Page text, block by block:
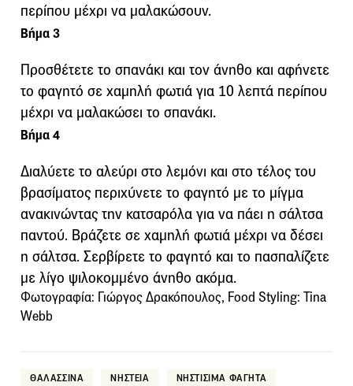
περίπου μέχρι να μαλακώσουν.
Βήμα 3
Προσθέτετε το σπανάκι και τον άνηθο και αφήνετε
το φαγητό σε χαμηλή φωτιά για 10 λεπτά περίπου
μέχρι να μαλακώσει το σπανάκι.
Βήμα 4
Διαλύετε το αλεύρι στο λεμόνι και στο τέλος του
βρασίματος περιχύνετε το φαγητό με το μίγμα
ανακινώντας την κατσαρόλα για να πάει η σάλτσα
παντού. Βράζετε σε χαμηλή φωτιά μέχρι να δέσει
η σάλτσα. Σερβίρετε το φαγητό και το πασπαλίζετε
με λίγο ψιλοκομμένο άνηθο ακόμα.
Φωτογραφία: Γιώργος Δρακόπουλος, Food Styling: Tina
Webb
ΘΑΛΑΣΣΙΝΑ ΝΗΣΤΕΙΑ ΝΗΣΤΙΣΙΜΑ ΦΑΓΗΤΑ